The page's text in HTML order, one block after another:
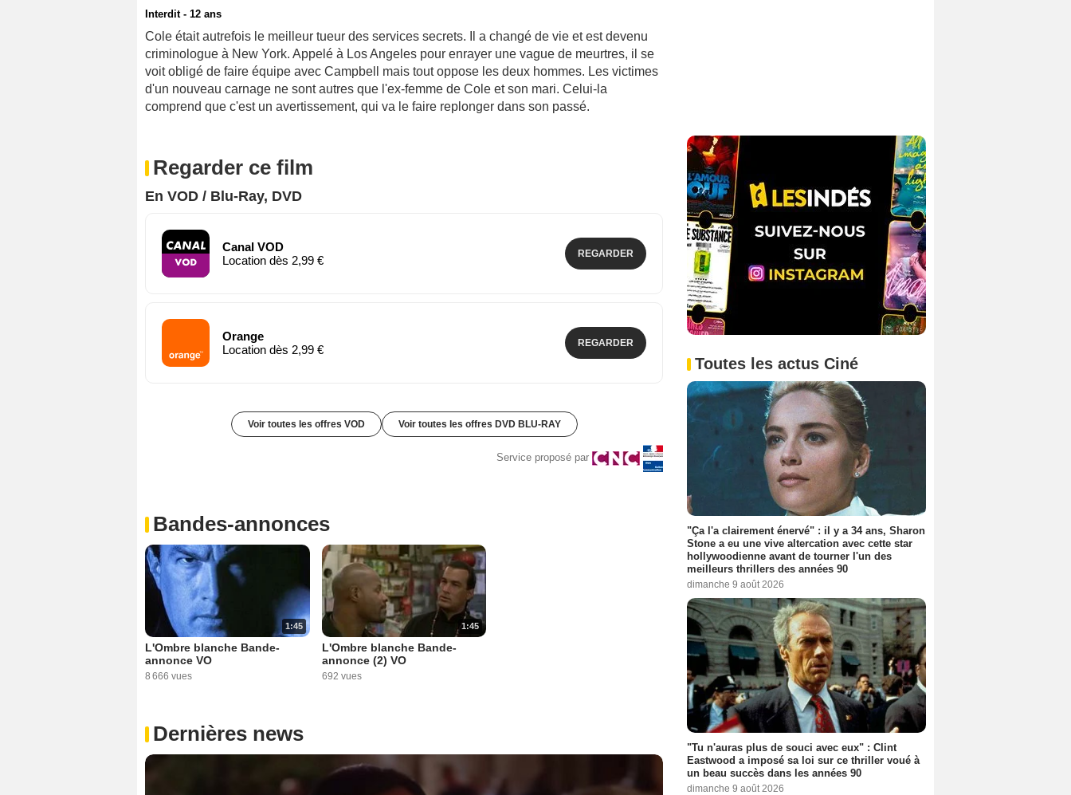
Interdit - 12 ans
Cole était autrefois le meilleur tueur des services secrets. Il a changé de vie et est devenu
criminologue à New York. Appelé à Los Angeles pour enrayer une vague de meurtres, il se
voit obligé de faire équipe avec Campbell mais tout oppose les deux hommes. Les victimes
d'un nouveau carnage ne sont autres que l'ex-femme de Cole et son mari. Celui-la
comprend que c'est un avertissement, qui va le faire replonger dans son passé.
Regarder ce film
En VOD / Blu-Ray, DVD
Canal VOD
Location dès 2,99 €
REGARDER
Orange
Location dès 2,99 €
REGARDER
Voir toutes les offres VOD Voir toutes les offres DVD BLU-RAY
Service proposé par
Bandes-annonces
1:45
L'Ombre blanche Bande-
annonce VO
8 666 vues
1:45
L'Ombre blanche Bande-
annonce (2) VO
692 vues
Dernières news
Toutes les actus Ciné
"Ça l'a clairement énervé" : il y a 34 ans, Sharon
Stone a eu une vive altercation avec cette star
hollywoodienne avant de tourner l'un des
meilleurs thrillers des années 90
dimanche 9 août 2026
"Tu n'auras plus de souci avec eux" : Clint
Eastwood a imposé sa loi sur ce thriller voué à
un beau succès dans les années 90
dimanche 9 août 2026